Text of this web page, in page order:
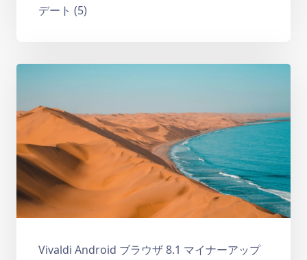
デート (5)
Vivaldi Android ブラウザ 8.1 マイナーアップ